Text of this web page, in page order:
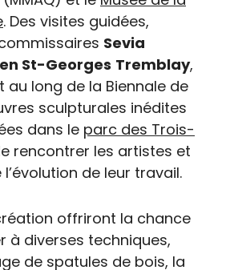
de Sculpture
. Des visites guidées,
Sevia
St-Georges Tremblay,
long de la Biennale de
sculpturales inédites
dans le parc des Trois-
rencontrer les artistes et
de leur travail.
offriront la chance
à diverses techniques,
de spatules de bois, la